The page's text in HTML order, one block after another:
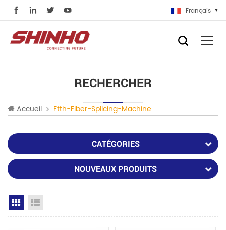
Français
RECHERCHER
Accueil Ftth-Fiber-Splicing-Machine
CATÉGORIES
NOUVEAUX PRODUITS
Grid View